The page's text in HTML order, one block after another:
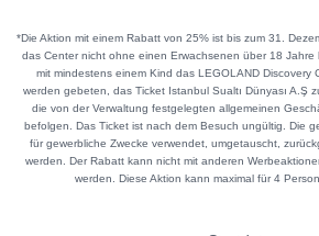
*Die Aktion mit einem Rabatt von 25% ist bis zum 31.
das Center nicht ohne einen Erwachsenen über 18
mit mindestens einem Kind das LEGOLAND Discovery
werden gebeten, das Ticket Istanbul Sualtı Dünyası A.Ş
die von der Verwaltung festgelegten allgemeinen
befolgen. Das Ticket ist nach dem Besuch ungültig. Die
für gewerbliche Zwecke verwendet, umgetauscht,
werden. Der Rabatt kann nicht mit anderen
werden. Diese Aktion kann maximal für 4